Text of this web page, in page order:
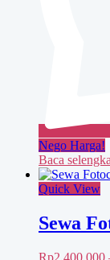
Nego Harga!
Baca
Quick View
Sewa
Rp2,400,000